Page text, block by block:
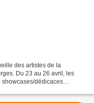
des artistes de la
Du 23 au 26 avril, les
showcases/dédicaces